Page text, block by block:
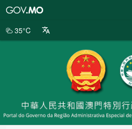
da
35°C